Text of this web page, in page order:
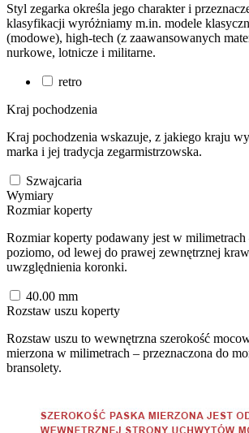
Styl zegarka określa jego charakter i
klasyfikacji wyróżniamy m.in. modele
(modowe), high-tech (z zaawansowanych
nurkowe, lotnicze i militarne.
retro
Kraj pochodzenia
Kraj pochodzenia wskazuje, z jakiego kraju
marka i jej tradycja zegarmistrzowska.
Szwajcaria
Wymiary
Rozmiar koperty
Rozmiar koperty podawany jest w
poziomo, od lewej do prawej zewnętrznej
uwzględnienia koronki.
40.00 mm
Rozstaw uszu koperty
Rozstaw uszu to wewnętrzna szerokość
mierzona w milimetrach – przeznaczona do
bransolety.